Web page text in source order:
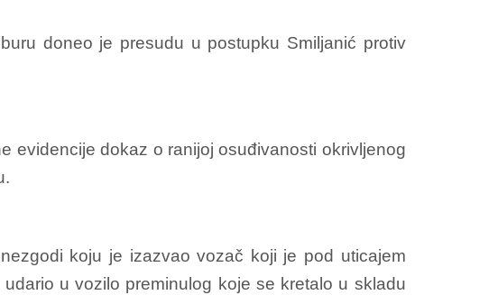
doneo je presudu u postupku Smiljanić protiv
evidencije dokaz o ranijoj osuđivanosti okrivljenog
koju je izazvao vozač koji je pod uticajem
u vozilo preminulog koje se kretalo u skladu